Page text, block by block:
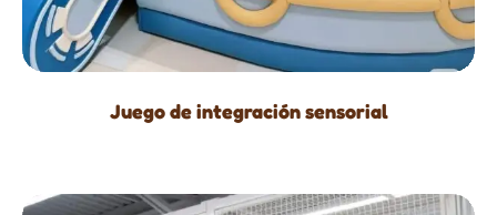
Juego de integración sensorial